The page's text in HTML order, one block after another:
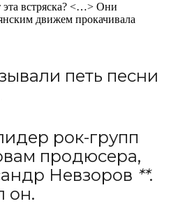
эта встряска? <…> Они
движем прокачивала
петь песни
рок-групп
продюсера,
Невзоров **.
он.